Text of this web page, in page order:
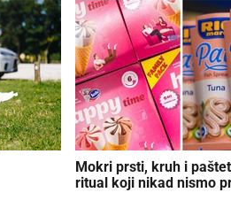
Mokri prsti, kruh i
ritual koji nikad nismo